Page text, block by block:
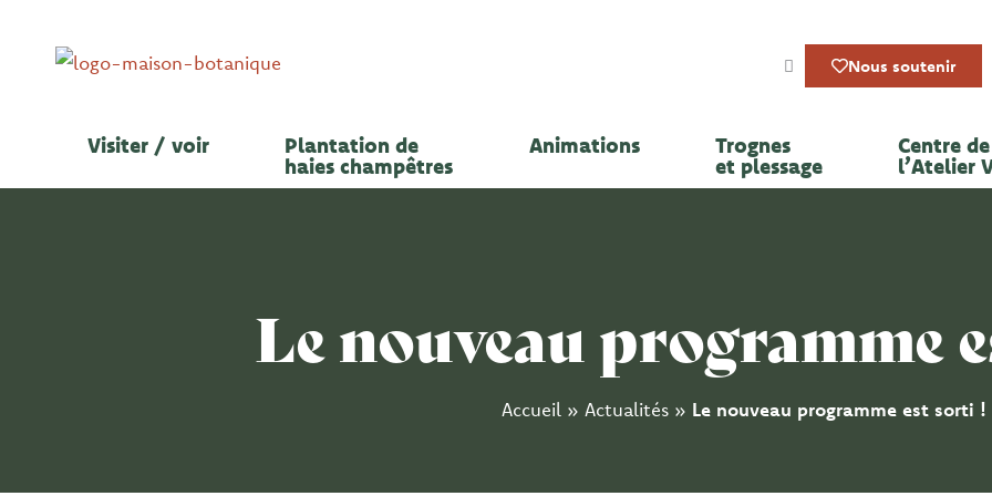
Nous soutenir
Visiter / voir Plantation de
haies champêtres
Animations Trognes
et plessage
Centre
l’Atelier
Le nouveau programme
Accueil » Actualités » Le nouveau programme est sorti !